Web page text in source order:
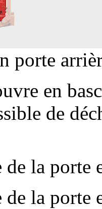
en
de
la porte
la porte